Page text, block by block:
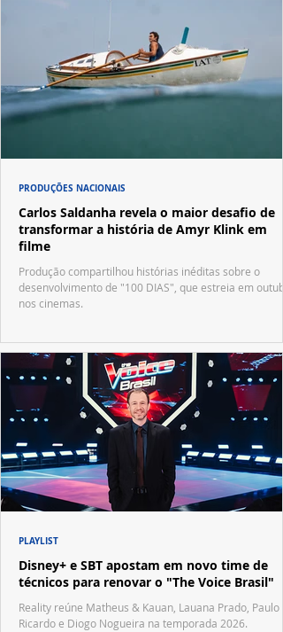
Carlos Saldanha revela o maior desafio de
transformar a história de Amyr Klink em
filme
Produção compartilhou histórias inéditas sobre o
desenvolvimento de "100 DIAS", que estreia em
nos cinemas.
PRODUÇÕES NACIONAIS
Disney+ e SBT apostam em novo time de
técnicos para renovar o "The Voice Brasil"
Reality reúne Matheus & Kauan, Lauana Prado, Paulo
Ricardo e Diogo Nogueira na temporada 2026.
PLAYLIST